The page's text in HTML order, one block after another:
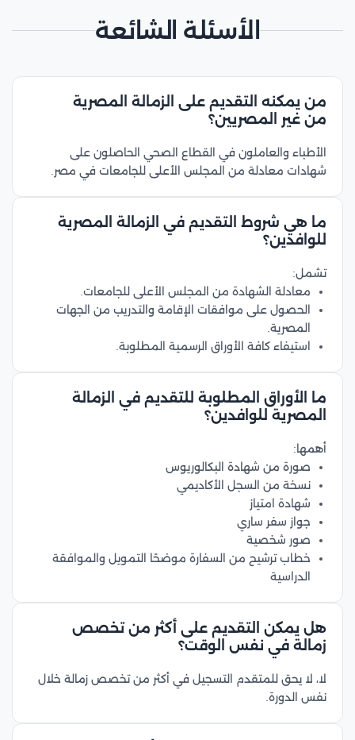
الأسئلة الشائعة
من يمكنه التقديم على الزمالة المصرية
من غير المصريين؟
الأطباء والعاملون في القطاع الصحي الحاصلون على
شهادات معادلة من المجلس الأعلى للجامعات في مصر.
ما هي شروط التقديم في الزمالة المصرية
للوافدين؟
تشمل:
معادلة الشهادة من المجلس الأعلى للجامعات.
الحصول على موافقات الإقامة والتدريب من الجهات
المصرية.
استيفاء كافة الأوراق الرسمية المطلوبة.
ما الأوراق المطلوبة للتقديم في الزمالة
المصرية للوافدين؟
أهمها:
صورة من شهادة البكالوريوس
نسخة من السجل الأكاديمي
شهادة امتياز
جواز سفر ساري
صور شخصية
خطاب ترشيح من السفارة موضحًا التمويل والموافقة
الدراسية
هل يمكن التقديم على أكثر من تخصص
زمالة في نفس الوقت؟
لا، لا يحق للمتقدم التسجيل في أكثر من تخصص زمالة خلال
نفس الدورة.